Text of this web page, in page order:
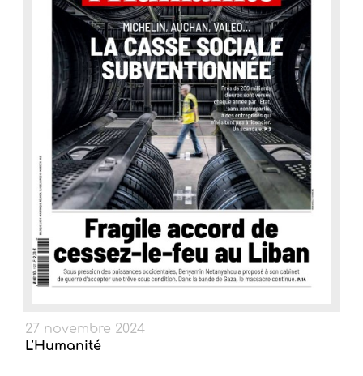
27 novembre 2024
L'Humanité